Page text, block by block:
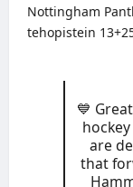
Nottingham
tehopistein
💙
are
that